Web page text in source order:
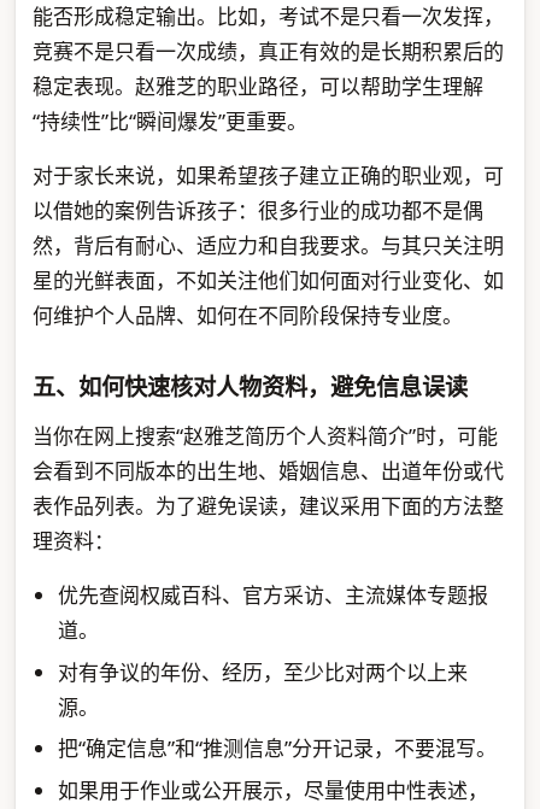
能否形成稳定输出。比如，考试不是只看一次发挥，
竞赛不是只看一次成绩，真正有效的是长期积累后的
稳定表现。赵雅芝的职业路径，可以帮助学生理解
“持续性”比“瞬间爆发”更重要。
对于家长来说，如果希望孩子建立正确的职业观，可
以借她的案例告诉孩子：很多行业的成功都不是偶
然，背后有耐心、适应力和自我要求。与其只关注明
星的光鲜表面，不如关注他们如何面对行业变化、如
何维护个人品牌、如何在不同阶段保持专业度。
五、如何快速核对人物资料，避免信息误读
当你在网上搜索“赵雅芝简历个人资料简介”时，可能
会看到不同版本的出生地、婚姻信息、出道年份或代
表作品列表。为了避免误读，建议采用下面的方法整
理资料：
优先查阅权威百科、官方采访、主流媒体专题报
道。
对有争议的年份、经历，至少比对两个以上来
源。
把“确定信息”和“推测信息”分开记录，不要混写。
如果用于作业或公开展示，尽量使用中性表述，